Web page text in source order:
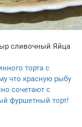
сливочный Яйца
торта с
что красную рыбу
сочетают с
фуршетный торт!